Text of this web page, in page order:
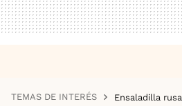
TEMAS DE INTERÉS Ensaladilla rusa